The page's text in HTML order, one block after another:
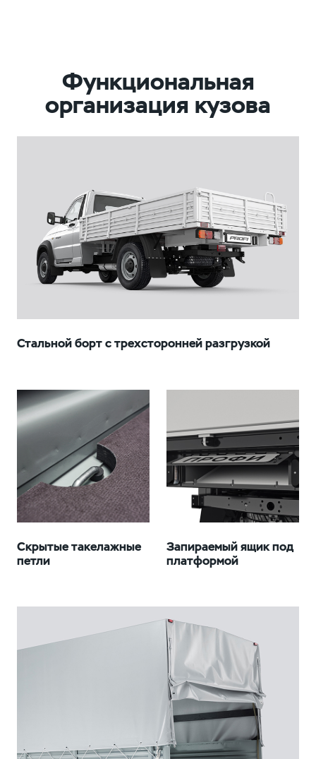
Функциональная
организация кузова
Стальной борт с трехсторонней разгрузкой
Скрытые такелажные
петли
Запираемый ящик под
платформой